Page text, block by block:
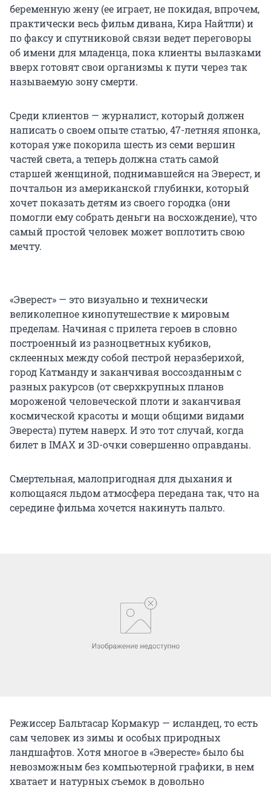
беременную жену (ее играет, не покидая, впрочем,
практически весь фильм дивана, Кира Найтли) и
по факсу и спутниковой связи ведет переговоры
об имени для младенца, пока клиенты вылазками
вверх готовят свои организмы к пути через так
называемую зону смерти.
Среди клиентов — журналист, который должен
написать о своем опыте статью, 47-летняя японка,
которая уже покорила шесть из семи вершин
частей света, а теперь должна стать самой
старшей женщиной, поднимавшейся на Эверест, и
почтальон из американской глубинки, который
хочет показать детям из своего городка (они
помогли ему собрать деньги на восхождение), что
самый простой человек может воплотить свою
мечту.
«Эверест» — это визуально и технически
великолепное кинопутешествие к мировым
пределам. Начиная с прилета героев в словно
построенный из разноцветных кубиков,
склеенных между собой пестрой неразберихой,
город Катманду и заканчивая воссозданным с
разных ракурсов (от сверхкрупных планов
мороженой человеческой плоти и заканчивая
космической красоты и мощи общими видами
Эвереста) путем наверх. И это тот случай, когда
билет в IMAX и 3D-очки совершенно оправданы.
Смертельная, малопригодная для дыхания и
колющаяся льдом атмосфера передана так, что на
середине фильма хочется накинуть пальто.
Режиссер Бальтасар Кормакур — исландец, то есть
сам человек из зимы и особых природных
ландшафтов. Хотя многое в «Эвересте» было бы
невозможным без компьютерной графики, в нем
хватает и натурных съемок в довольно